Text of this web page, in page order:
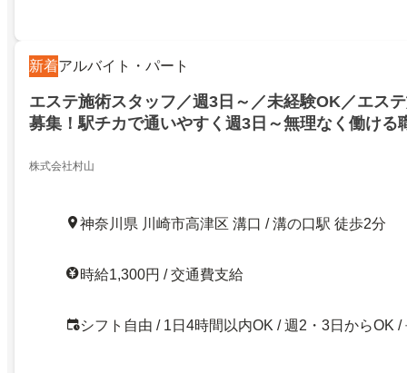
新着アルバイト・パート
エステ施術スタッフ／週3日～／未経験OK／エス
募集！駅チカで通いやすく週3日～無理なく働ける
株式会社村山
神奈川県 川崎市高津区 溝口 / 溝の口駅 徒歩2分
時給1,300円 / 交通費支給
シフト自由 / 1日4時間以内OK / 週2・3日からOK /